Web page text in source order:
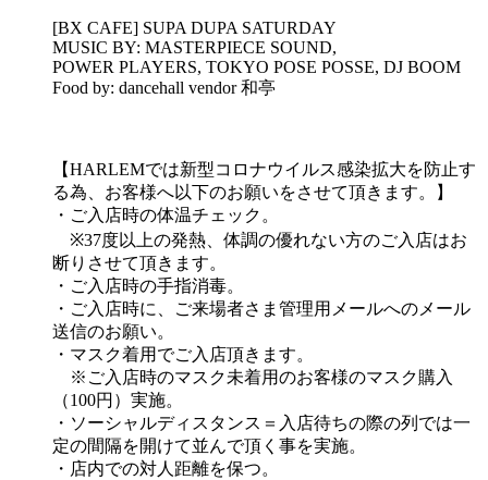
[BX CAFE] SUPA DUPA SATURDAY
MUSIC BY: MASTERPIECE SOUND,
POWER PLAYERS, TOKYO POSE POSSE, DJ BOOM
Food by: dancehall vendor 和亭
【HARLEMでは新型コロナウイルス感染拡大を防止す
る為、お客様へ以下のお願いをさせて頂きます。】
・ご入店時の体温チェック。
※37度以上の発熱、体調の優れない方のご入店はお
断りさせて頂きます。
・ご入店時の手指消毒。
・ご入店時に、ご来場者さま管理用メールへのメール
送信のお願い。
・マスク着用でご入店頂きます。
※ご入店時のマスク未着用のお客様のマスク購入
（100円）実施。
・ソーシャルディスタンス＝入店待ちの際の列では一
定の間隔を開けて並んで頂く事を実施。
・店内での対人距離を保つ。